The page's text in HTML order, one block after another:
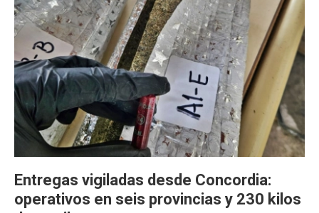
Entregas vigiladas desde Concordia:
operativos en seis provincias y 230 kilos